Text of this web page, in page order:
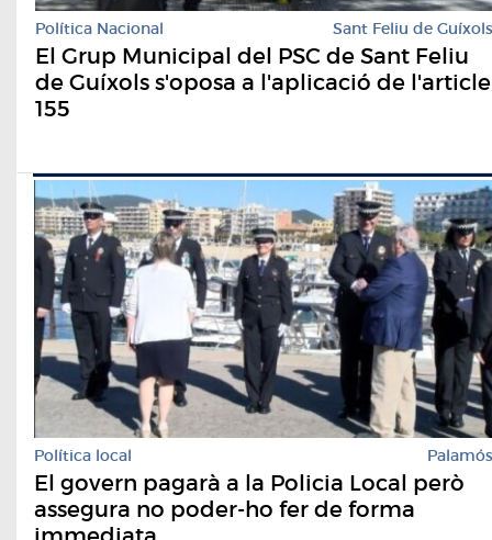
Política Nacional Sant Feliu de Guíxols
El Grup Municipal del PSC de Sant Feliu
de Guíxols s'oposa a l'aplicació de l'article
155
Política local Palamós
El govern pagarà a la Policia Local però
assegura no poder-ho fer de forma